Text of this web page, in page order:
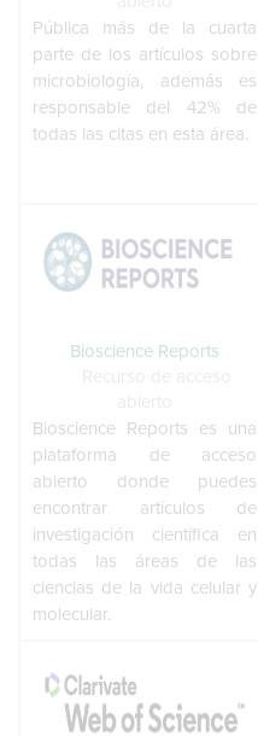
Pública más de la cuarta
parte de los artículos sobre
microbiología, además es
responsable del 42% de
todas las citas en esta área.
Bioscience Reports
Bioscience Reports es una
plataforma de acceso
abierto donde puedes
encontrar artículos de
investigación científica en
todas las áreas de las
ciencias de la vida celular y
molecular.